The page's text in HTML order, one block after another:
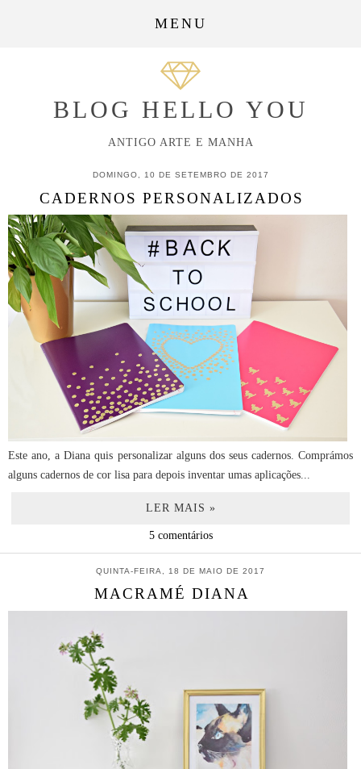
MENU
BLOG HELLO YOU
ANTIGO ARTE E MANHA
DOMINGO, 10 DE SETEMBRO DE 2017
CADERNOS PERSONALIZADOS
Este ano, a Diana quis personalizar alguns dos seus cadernos. Comprámos
alguns cadernos de cor lisa para depois inventar umas aplicações...
LER MAIS »
5 comentários
QUINTA-FEIRA, 18 DE MAIO DE 2017
MACRAMÉ DIANA